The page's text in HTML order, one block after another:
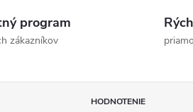
program
zákazníkov
HODNOTENIE